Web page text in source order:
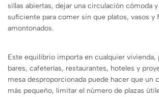
sillas abiertas, dejar una circulación cómoda
suficiente para comer sin que platos, vasos y
amontonados.
Este equilibrio importa en cualquier vivienda,
bares, cafeterías, restaurantes, hoteles y
mesa desproporcionada puede hacer que un
más pequeño, limitar el número de plazas